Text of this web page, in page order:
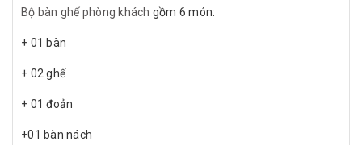
Bộ bàn ghế phòng khách gồm 6 món:
+ 01 bàn
+ 02 ghế
+ 01 đoản
+01 bàn nách